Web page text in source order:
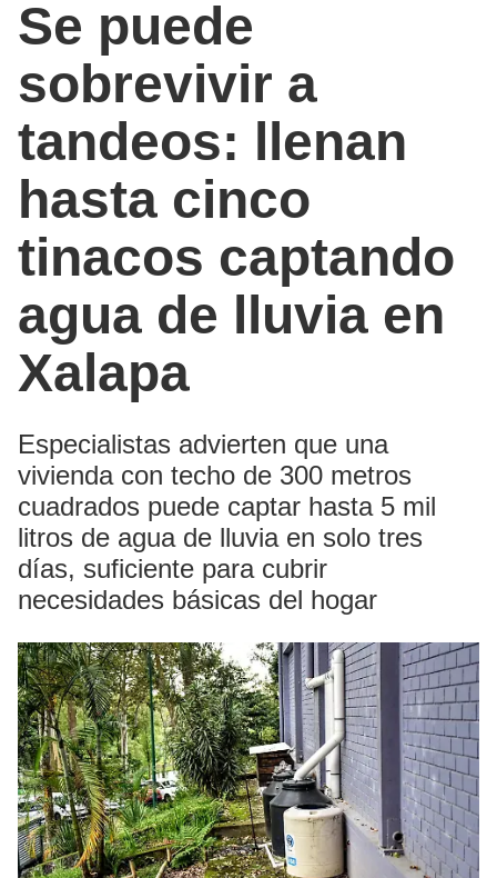
Se puede
sobrevivir a
tandeos: llenan
hasta cinco
tinacos captando
agua de lluvia en
Xalapa
Especialistas advierten que una
vivienda con techo de 300 metros
cuadrados puede captar hasta 5 mil
litros de agua de lluvia en solo tres
días, suficiente para cubrir
necesidades básicas del hogar